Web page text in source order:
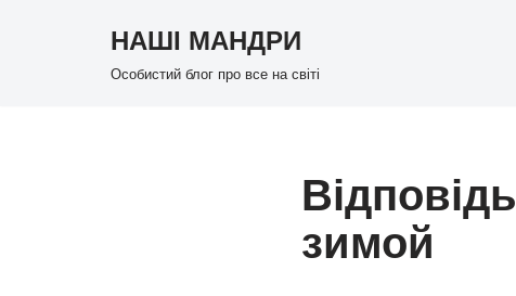
НАШІ МАНДРИ
Особистий блог про все на світі
зимой